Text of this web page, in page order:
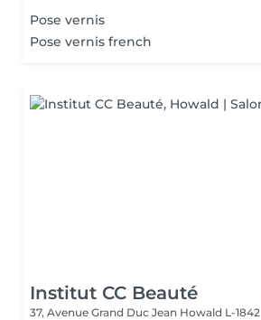
Pose vernis
Pose vernis french
Institut CC Beauté
37, Avenue Grand Duc Jean Howald L-1842